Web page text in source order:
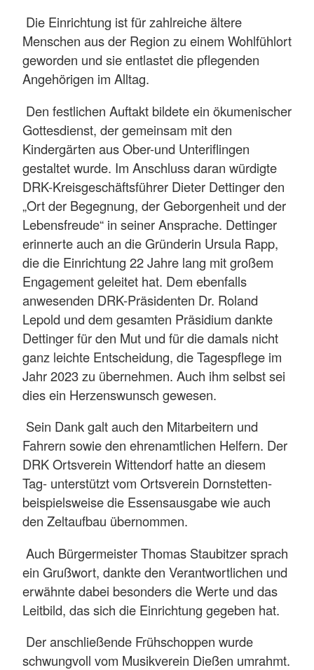
Die Einrichtung ist für zahlreiche ältere
Menschen aus der Region zu einem Wohlfühlort
geworden und sie entlastet die pflegenden
Angehörigen im Alltag.
Den festlichen Auftakt bildete ein ökumenischer
Gottesdienst, der gemeinsam mit den
Kindergärten aus Ober-und Unteriflingen
gestaltet wurde. Im Anschluss daran würdigte
DRK-Kreisgeschäftsführer Dieter Dettinger den
„Ort der Begegnung, der Geborgenheit und der
Lebensfreude“ in seiner Ansprache. Dettinger
erinnerte auch an die Gründerin Ursula Rapp,
die die Einrichtung 22 Jahre lang mit großem
Engagement geleitet hat. Dem ebenfalls
anwesenden DRK-Präsidenten Dr. Roland
Lepold und dem gesamten Präsidium dankte
Dettinger für den Mut und für die damals nicht
ganz leichte Entscheidung, die Tagespflege im
Jahr 2023 zu übernehmen. Auch ihm selbst sei
dies ein Herzenswunsch gewesen.
Sein Dank galt auch den Mitarbeitern und
Fahrern sowie den ehrenamtlichen Helfern. Der
DRK Ortsverein Wittendorf hatte an diesem
Tag- unterstützt vom Ortsverein Dornstetten-
beispielsweise die Essensausgabe wie auch
den Zeltaufbau übernommen.
Auch Bürgermeister Thomas Staubitzer sprach
ein Grußwort, dankte den Verantwortlichen und
erwähnte dabei besonders die Werte und das
Leitbild, das sich die Einrichtung gegeben hat.
Der anschließende Frühschoppen wurde
schwungvoll vom Musikverein Dießen umrahmt.